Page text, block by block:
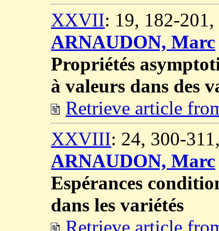
XXVII: 19, 182-
ARNAUDON, Marc
Propriétés
à valeurs dans des
Retrieve article
XXVIII: 24, 300-
ARNAUDON, Marc
Espérances
dans les variétés